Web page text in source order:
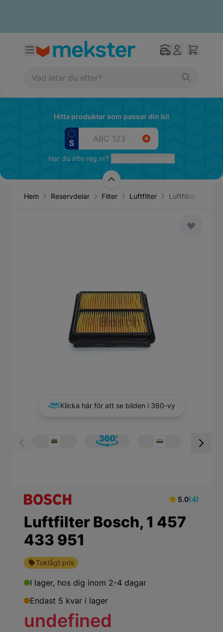
Hitta produkter som passar din bil
Har du inte reg nr?
Hem Reservdelar Filter Luftfilter Luftfilter
Klicka här för att se bilden i 360-vy
View larger image
View larger image
View larger
5.0(4)
Luftfilter Bosch, 1 457
433 951
Toklågt pris
I lager, hos dig inom 2-4 dagar
Endast 5 kvar i lager
undefined